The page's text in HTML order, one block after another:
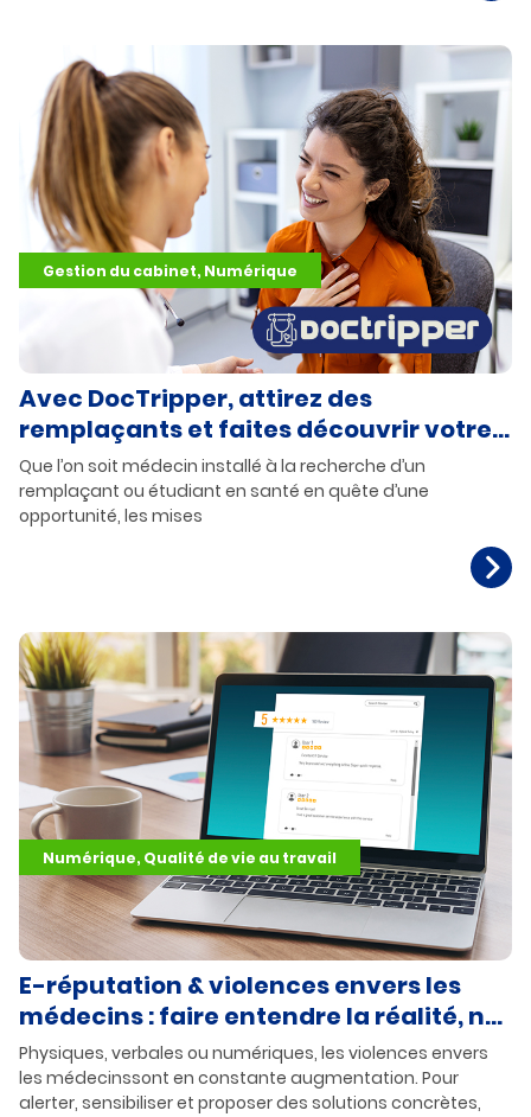
Avec DocTripper, attirez des
remplaçants et faites découvrir votre
territoire
Que l’on soit médecin installé à la recherche d’un
remplaçant ou étudiant en santé en quête d’une
opportunité, les mises
Gestion du cabinet, Numérique
E-réputation & violences envers les
médecins : faire entendre la réalité, ne
plus banaliser
Physiques, verbales ou numériques, les violences envers
les médecinssont en constante augmentation. Pour
alerter, sensibiliser et proposer des solutions concrètes,
Numérique, Qualité de vie au travail